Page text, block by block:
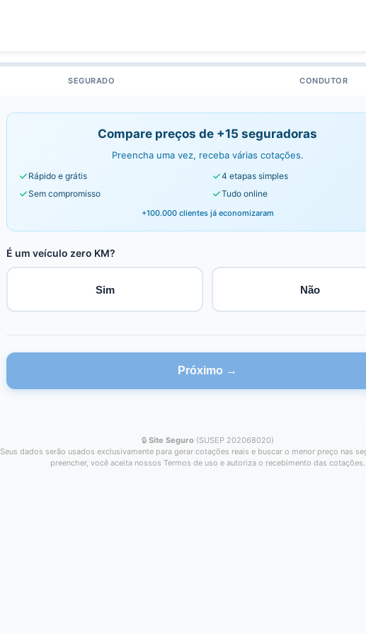
SEGURADO CONDUTOR
Compare preços de +15 seguradoras
Preencha uma vez, receba várias cotações.
Rápido e grátis
4 etapas simples
Sem compromisso
Tudo online
+100.000 clientes já economizaram
É um veículo zero KM?
Sim Não
Próximo →
🔒 Site Seguro (SUSEP 202068020)
Seus dados serão usados exclusivamente para gerar cotações reais e buscar o menor preço nas
preencher, você aceita nossos Termos de uso e autoriza o recebimento das cotações.